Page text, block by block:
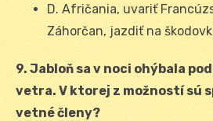
D. Afričania, uvariť
Záhorčan, jazdiť na
9. Jabloň sa v noci ohýbala
vetra. V ktorej z možností sú
vetné členy?